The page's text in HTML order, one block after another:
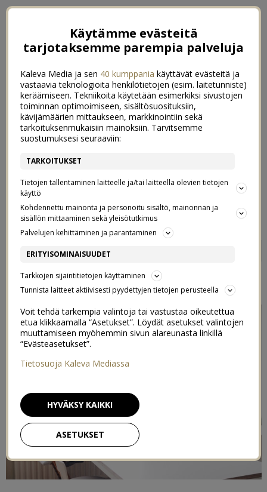
HUONEKALUJEN UUSI ELÄMÄ
Postaus sisältää saatuja tai alennuksella ostettuja tuotteita*
Käytämme evästeitä
tarjotaksemme parempia palveluja
Kaleva Media ja sen 40 kumppania käyttävät evästeitä ja
vastaavia teknologioita henkilötietojen (esim. laitetunniste)
keräämiseen. Tekniikoita käytetään esimerkiksi sivustojen
toiminnan optimoimiseen, sisältösuosituksiin,
kävijämäärien mittaukseen, markkinointiin sekä
tarkoituksenmukaisiin mainoksiin. Tarvitsemme
suostumuksesi seuraaviin:
TARKOITUKSET
Tietojen tallentaminen laitteelle ja/tai laitteella olevien tietojen
käyttö
Kohdennettu mainonta ja personoitu sisältö, mainonnan ja
sisällön mittaaminen sekä yleisötutkimus
Palvelujen kehittäminen ja parantaminen
ERITYISOMINAISUUDET
Tarkkojen sijaintitietojen käyttäminen
Tunnista laitteet aktiivisesti pyydettyjen tietojen perusteella
Voit tehdä tarkempia valintoja tai vastustaa oikeutettua
etua klikkaamalla “Asetukset”. Löydät asetukset valintojen
muuttamiseen myöhemmin sivun alareunasta linkillä
“Evästeasetukset”.
Tietosuoja Kaleva Mediassa
ASETUKSET
HYVÄKSY KAIKKI